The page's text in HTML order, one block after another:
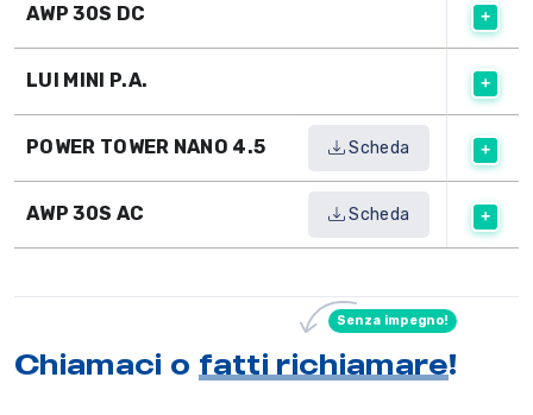
AWP 30S DC
LUI MINI P.A.
POWER TOWER NANO 4.5 Scheda
AWP 30S AC Scheda
Chiamaci o fatti richiamare!
Senza impegno!